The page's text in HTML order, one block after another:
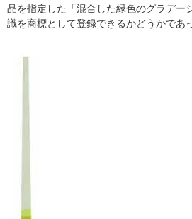
品を指定した「混合した緑色のグラデー
識を商標として登録できるかどうかであ